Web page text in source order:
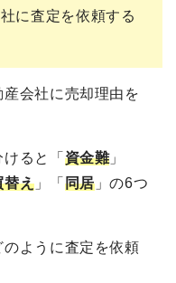
に査定を依頼する
会社に売却理由を
ると「 資金難」
替え 」「 同居」の6つ
ように査定を依頼